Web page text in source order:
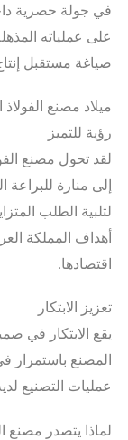
في جولة حصرية
على عملياته
صياغة مستقبل
ميلاد مصنع
رؤية للتميز
لقد تحول مصنع
إلى منارة
لتلبية الطلب
أهداف المملكة
اقتصادها.
تعزيز الابتكار
يقع الابتكار في
المصنع باستمرار
عمليات التصنيع
لماذا يتصدر مصنع